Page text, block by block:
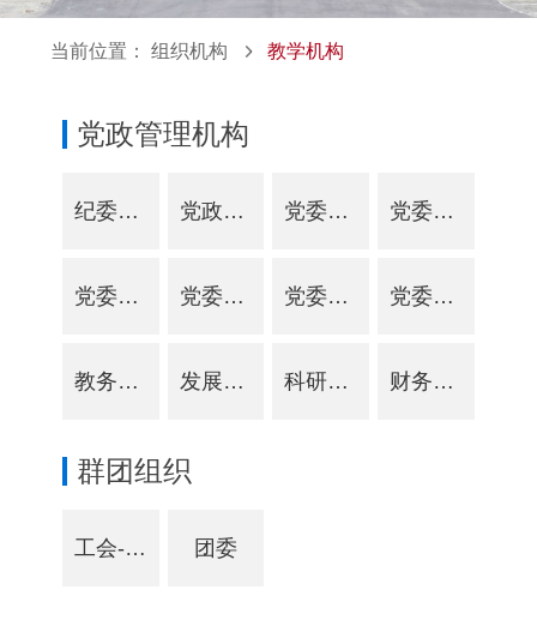
当前位置： 组织机构 教学机构
党政管理机构
纪委机关 党政办公室-学院办公室 党委组织部-党校 党委宣传部
党委统战部 党委教师工作部-人事处 党委学生工作部-招生就业处 党委保卫部-人民武装部
教务处-质量监控与评估处 发展规划处-交流合作处 科研处-产教融合处 财务处-资产管理处
群团组织
工会-妇联 团委